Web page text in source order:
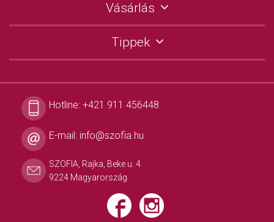
Vásárlás
Tippek
Hotline: +421 911 456448
E-mail: info@szofia.hu
SZOFIA, Rajka, Beke u. 4.
9224 Magyarország